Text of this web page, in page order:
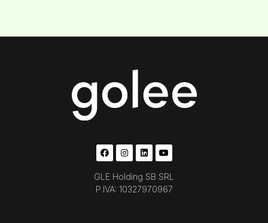
GLE Holding SB SRL
P.IVA: 10327970967